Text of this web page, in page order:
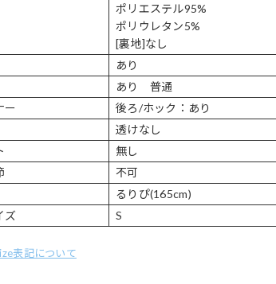
ポリエステル95%
ポリウレタン5%
[裏地]なし
あり
あり 普通
ー
後ろ/ホック：あり
透けなし
無し
不可
るりぴ(165cm)
ズ
S
表記について